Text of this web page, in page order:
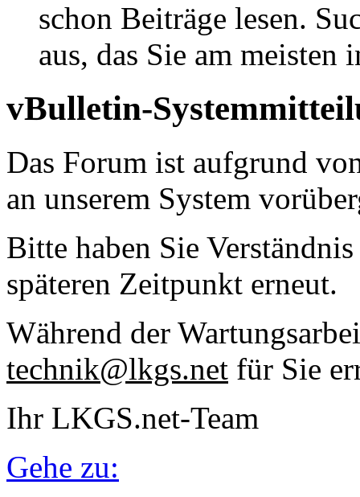
schon Beiträge lesen.
aus, das Sie am meisten
vBulletin-
Das Forum ist aufgrund
an unserem System
Bitte haben Sie
späteren Zeitpunkt erneut.
Während der
technik@lkgs.net für Sie
Ihr LKGS.net-Team
Gehe zu: